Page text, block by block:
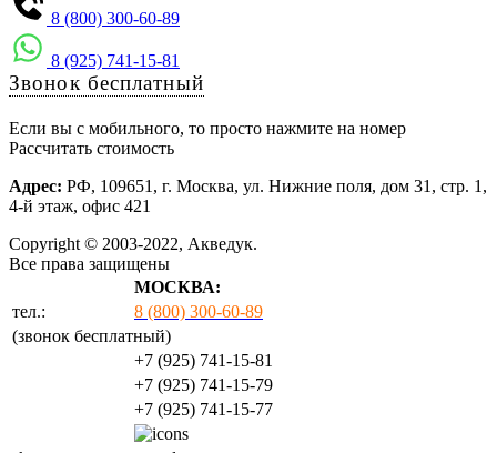
8 (800) 300-60-89
8 (925) 741-15-81
Звонок бесплатный
Если вы с мобильного, то просто нажмите на номер
Рассчитать стоимость
Адрес: РФ, 109651, г. Москва, ул. Нижние поля, дом 31, стр. 1,
4-й этаж, офис 421
Copyright © 2003-2022, Акведук.
Все права защищены
МОСКВА:
тел.:
8 (800) 300-60-89
(звонок бесплатный)
+7 (925) 741-15-81
+7 (925) 741-15-79
+7 (925) 741-15-77